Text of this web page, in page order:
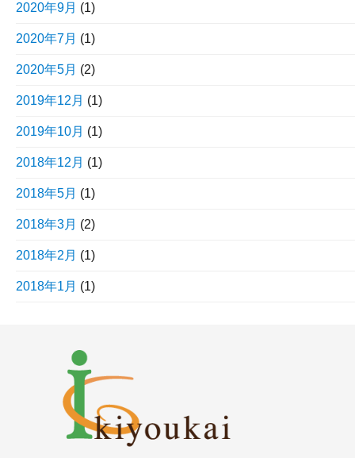
2020年9月 (1)
2020年7月 (1)
2020年5月 (2)
2019年12月 (1)
2019年10月 (1)
2018年12月 (1)
2018年5月 (1)
2018年3月 (2)
2018年2月 (1)
2018年1月 (1)